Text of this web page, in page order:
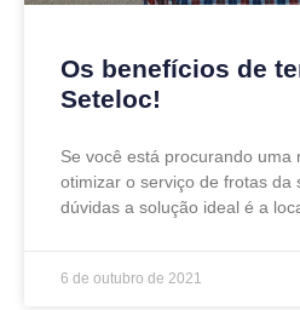
Os benefícios de
Seteloc!
Se você está procurando uma
otimizar o serviço de frotas da
dúvidas a solução ideal é a
6 de outubro de 2021